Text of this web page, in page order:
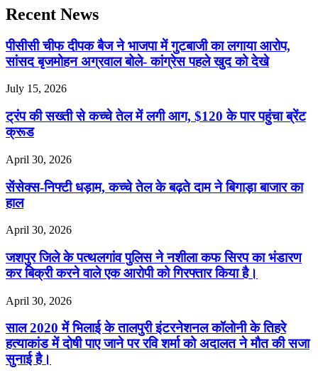
Recent News
पीसीसी चीफ दीपक बैज ने भाजपा में गुटबाजी का लगाया आरोप,
सांसद बृजमोहन अग्रवाल बोले- कांग्रेस पहले खुद को देखे
July 15, 2026
ट्रंप की सख्ती से कच्चे तेल में लगी आग, $120 के पार पहुंचा ब्रेंट
क्रूड
April 30, 2026
सेंसेक्स-निफ्टी धड़ाम, कच्चे तेल के बढ़ते दाम ने बिगाड़ा बाजार का
हाल
April 30, 2026
जशपुर जिले के पत्थलगांव पुलिस ने नशीला कफ सिरप का भंडारण
कर बिक्री करने वाले एक आरोपी को गिरफ्तार किया है।
April 30, 2026
साल 2020 में भिलाई के तालपुरी इंटरनेशनल कॉलोनी के तिहरे
हत्याकांड में दोषी पाए जाने पर रवि शर्मा को अदालत ने मौत की सजा
सुनाई है।